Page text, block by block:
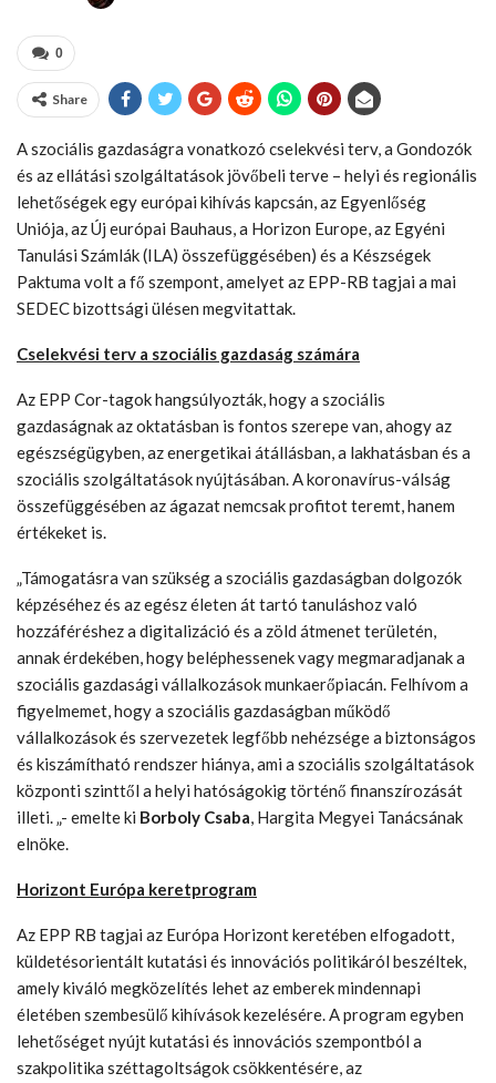
0
Share
A szociális gazdaságra vonatkozó cselekvési terv, a Gondozók
és az ellátási szolgáltatások jövőbeli terve – helyi és regionális
lehetőségek egy európai kihívás kapcsán, az Egyenlőség
Uniója, az Új európai Bauhaus, a Horizon Europe, az Egyéni
Tanulási Számlák (ILA) összefüggésében) és a Készségek
Paktuma volt a fő szempont, amelyet az EPP-RB tagjai a mai
SEDEC bizottsági ülésen megvitattak.
Cselekvési terv a szociális gazdaság számára
Az EPP Cor-tagok hangsúlyozták, hogy a szociális
gazdaságnak az oktatásban is fontos szerepe van, ahogy az
egészségügyben, az energetikai átállásban, a lakhatásban és a
szociális szolgáltatások nyújtásában. A koronavírus-válság
összefüggésében az ágazat nemcsak profitot teremt, hanem
értékeket is.
„Támogatásra van szükség a szociális gazdaságban dolgozók
képzéséhez és az egész életen át tartó tanuláshoz való
hozzáféréshez a digitalizáció és a zöld átmenet területén,
annak érdekében, hogy beléphessenek vagy megmaradjanak a
szociális gazdasági vállalkozások munkaerőpiacán. Felhívom a
figyelmemet, hogy a szociális gazdaságban működő
vállalkozások és szervezetek legfőbb nehézsége a biztonságos
és kiszámítható rendszer hiánya, ami a szociális szolgáltatások
központi szinttől a helyi hatóságokig történő finanszírozását
illeti. „- emelte ki Borboly Csaba, Hargita Megyei Tanácsának
elnöke.
Horizont Európa keretprogram
Az EPP RB tagjai az Európa Horizont keretében elfogadott,
küldetésorientált kutatási és innovációs politikáról beszéltek,
amely kiváló megközelítés lehet az emberek mindennapi
életében szembesülő kihívások kezelésére. A program egyben
lehetőséget nyújt kutatási és innovációs szempontból a
szakpolitika széttagoltságok csökkentésére, az